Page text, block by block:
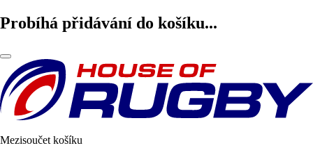
Probíhá přidávání do košíku...
Mezisoučet košíku